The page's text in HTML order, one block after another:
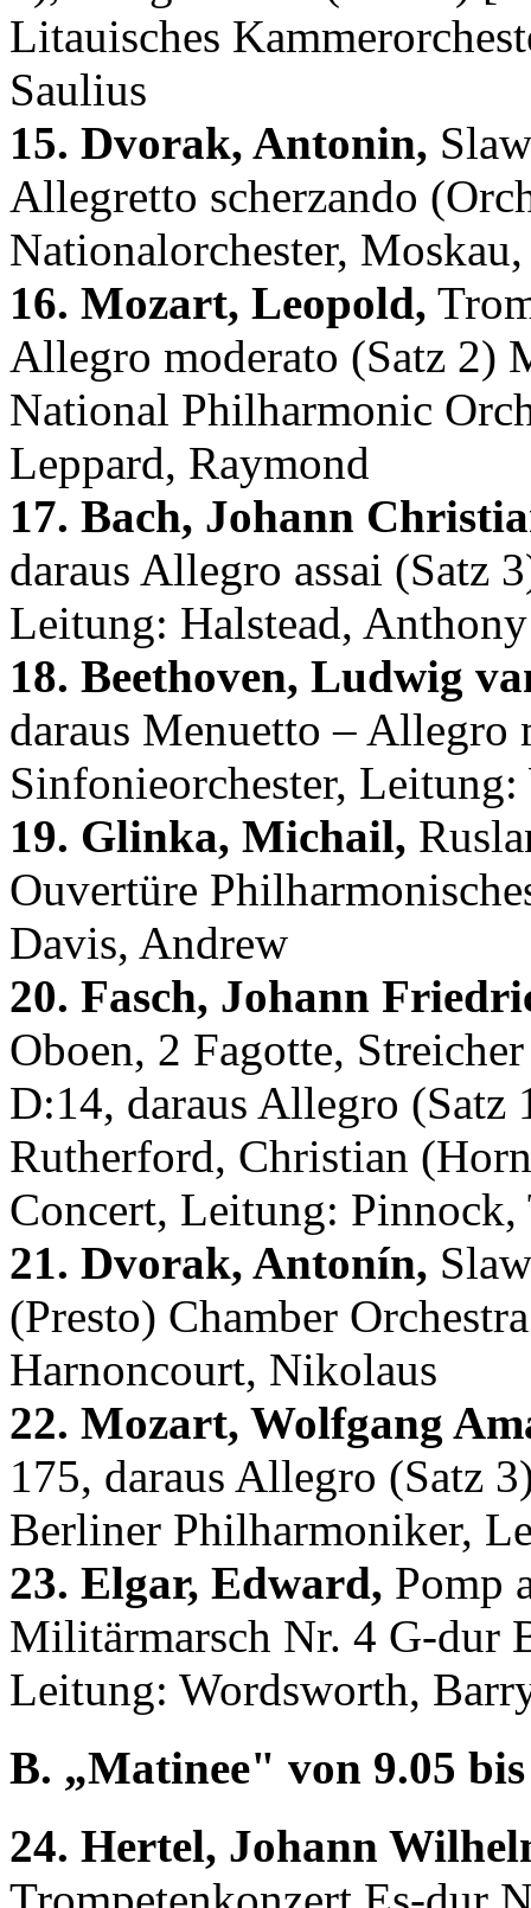
Litauisches
Saulius
15. Dvorak, Antonin,
Allegretto scherzando
Nationalorchester,
16. Mozart, Leopold,
Allegro moderato (Satz 2)
National Philharmonic
Leppard, Raymond
17. Bach, Johann
daraus Allegro assai (Satz
Leitung: Halstead, Anthony
18. Beethoven, Ludwig
daraus Menuetto –
Sinfonieorchester, Leitung:
19. Glinka, Michail,
Ouvertüre
Davis, Andrew
20. Fasch, Johann
Oboen, 2 Fagotte,
D:14, daraus Allegro
Rutherford, Christian
Concert, Leitung: Pinnock,
21. Dvorak, Antonín,
(Presto) Chamber
Harnoncourt, Nikolaus
22. Mozart, Wolfgang
175, daraus Allegro (Satz
Berliner Philharmoniker,
23. Elgar, Edward, Pomp
Militärmarsch Nr. 4 G-dur
Leitung: Wordsworth,
B. „Matinee" von 9.05
24. Hertel, Johann